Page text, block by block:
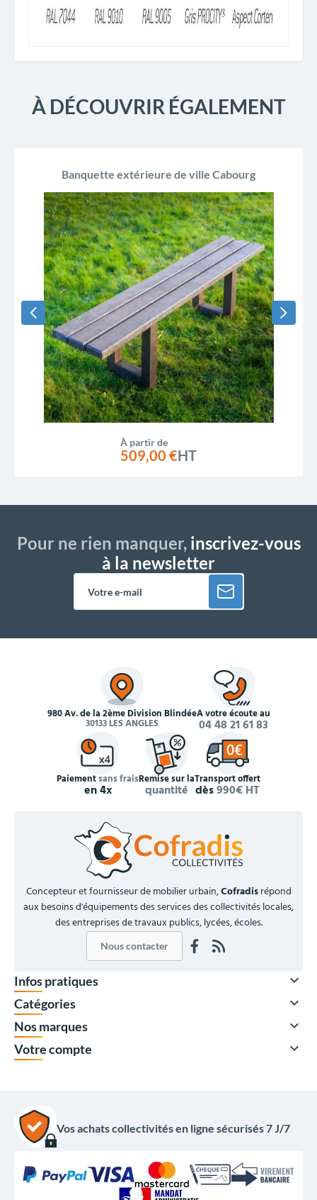
689,00 €HT
À DÉCOUVRIR ÉGALEMENT
Banquette extérieure de ville Cabourg
À partir de
509,00 €HT
Pour ne rien manquer,inscrivez-vous
à la newsletter
980 Av. de la 2ème Division Blindée
30133 LES ANGLES
À votre écoute au
04 48 21 61 83
Paiementsans frais
en 4x
Remise sur la
quantité
Transport offert
dès990€ HT
Concepteur et fournisseur de mobilier urbain,Cofradisrépond
aux besoins d'équipements des services des collectivités locales,
des entreprises de travaux publics, lycées, écoles.
Nous contacter
Infos pratiques 
Catégories 
Nos marques 
Votre compte 
Vos achats collectivités en ligne sécurisés 7 J/7